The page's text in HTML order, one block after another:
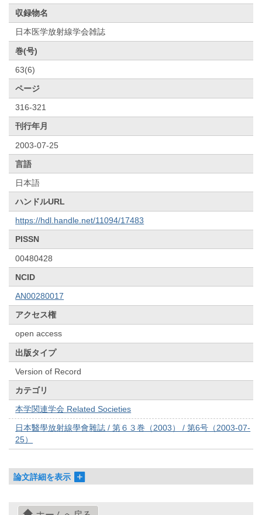
収録物名
日本医学放射線学会雑誌
巻(号)
63(6)
ページ
316-321
刊行年月
2003-07-25
言語
日本語
ハンドルURL
https://hdl.handle.net/11094/17483
PISSN
00480428
NCID
AN00280017
アクセス権
open access
出版タイプ
Version of Record
カテゴリ
本学関連学会 Related Societies
日本醫學放射線學會雜誌 / 第６３巻（2003） / 第6号（2003-07-
25）
論文詳細を表示